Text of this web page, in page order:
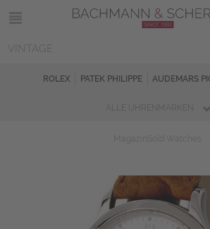
ROLEX PATEK PHILIPPE AUDEMARS